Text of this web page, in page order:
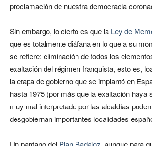
proclamación de nuestra democracia
Sin embargo, lo cierto es que la Ley de
que es totalmente diáfana en lo que a su
se refiere: eliminación de todos los
exaltación del régimen franquista, esto es,
la etapa de gobierno que se implantó en
hasta 1975 (por más que la exaltación haya
muy mal interpretado por las alcaldías
desgobiernan importantes localidades
Un pantano del Plan Badajoz, aunque para